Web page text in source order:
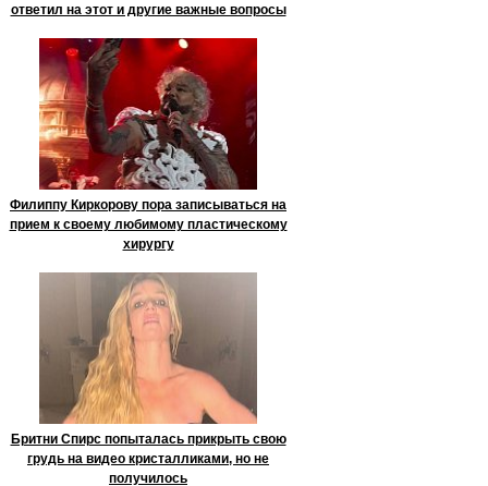
ответил на этот и другие важные вопросы
Филиппу Киркорову пора записываться на
прием к своему любимому пластическому
хирургу
Бритни Спирс попыталась прикрыть свою
грудь на видео кристалликами, но не
получилось